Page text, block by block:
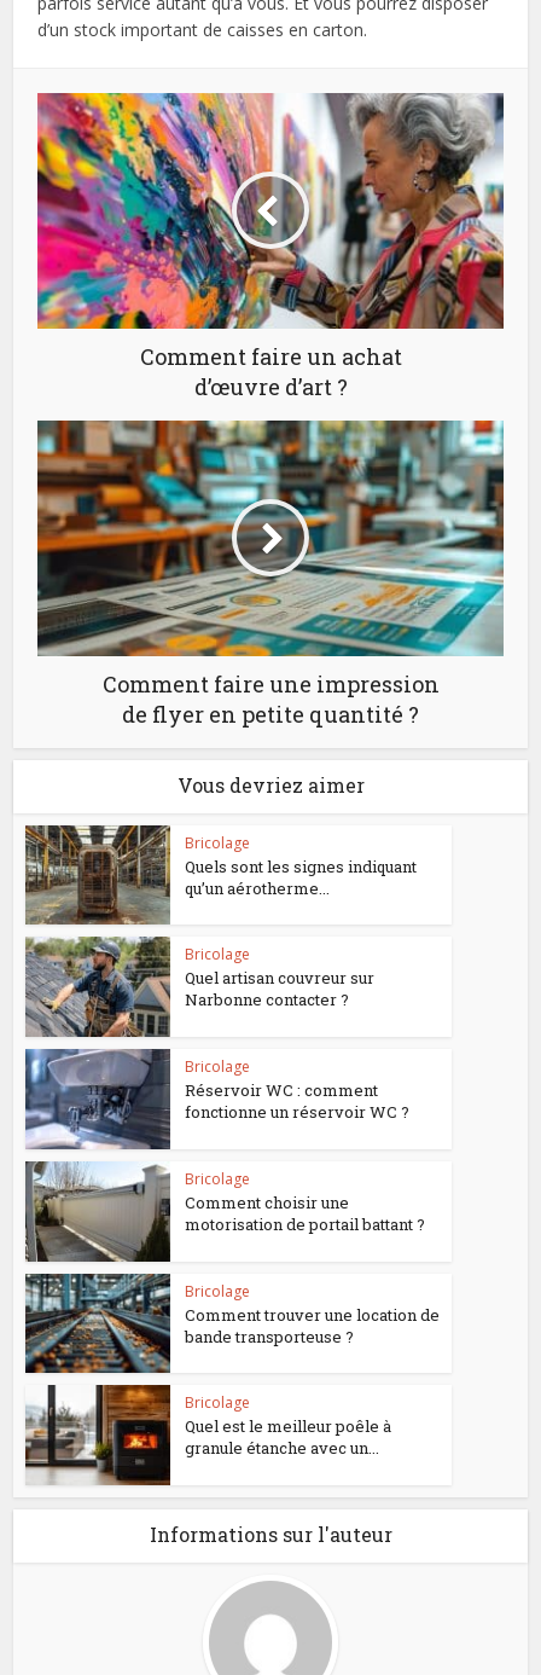
d’un stock important de caisses en carton.
Comment faire un achat
d’œuvre d’art ?
Comment faire une impression
de flyer en petite quantité ?
Vous devriez aimer
Bricolage
Quels sont les signes indiquant
qu’un aérotherme...
Bricolage
Quel artisan couvreur sur
Narbonne contacter ?
Bricolage
Réservoir WC : comment
fonctionne un réservoir WC ?
Bricolage
Comment choisir une
motorisation de portail battant ?
Bricolage
Comment trouver une location de
bande transporteuse ?
Bricolage
Quel est le meilleur poêle à
granule étanche avec un...
Informations sur l'auteur